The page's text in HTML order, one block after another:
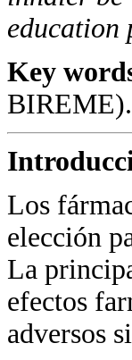
education
Key
BIREME).
Los
elección
La
efectos
adversos